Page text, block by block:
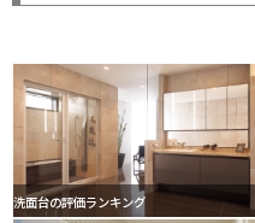
洗面台の評価ランキング